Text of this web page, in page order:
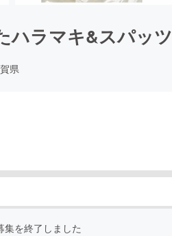
ハラマキ&スパッツ
県
集を終了しました